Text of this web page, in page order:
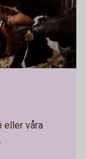
eller våra